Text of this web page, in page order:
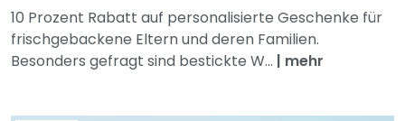
10 Prozent Rabatt auf personalisierte Geschenke für
frischgebackene Eltern und deren Familien.
Besonders gefragt sind bestickte W... | mehr